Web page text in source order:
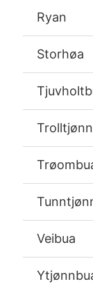
Ryan
Storhøa
Veibua